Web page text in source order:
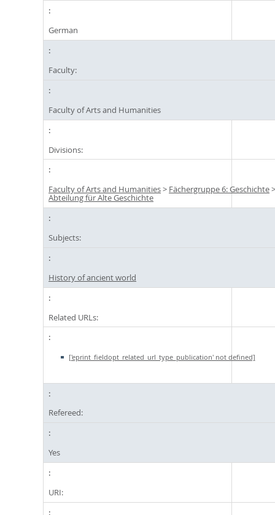
German
Faculty:
Faculty of Arts and Humanities
Divisions:
Faculty of Arts and Humanities> Fächergruppe 6: Geschichte
Abteilung für Alte Geschichte
Subjects:
History of ancient world
Related URLs:
['eprint_fieldopt_related_url_type_publication' not defined]
Refereed:
Yes
URI: